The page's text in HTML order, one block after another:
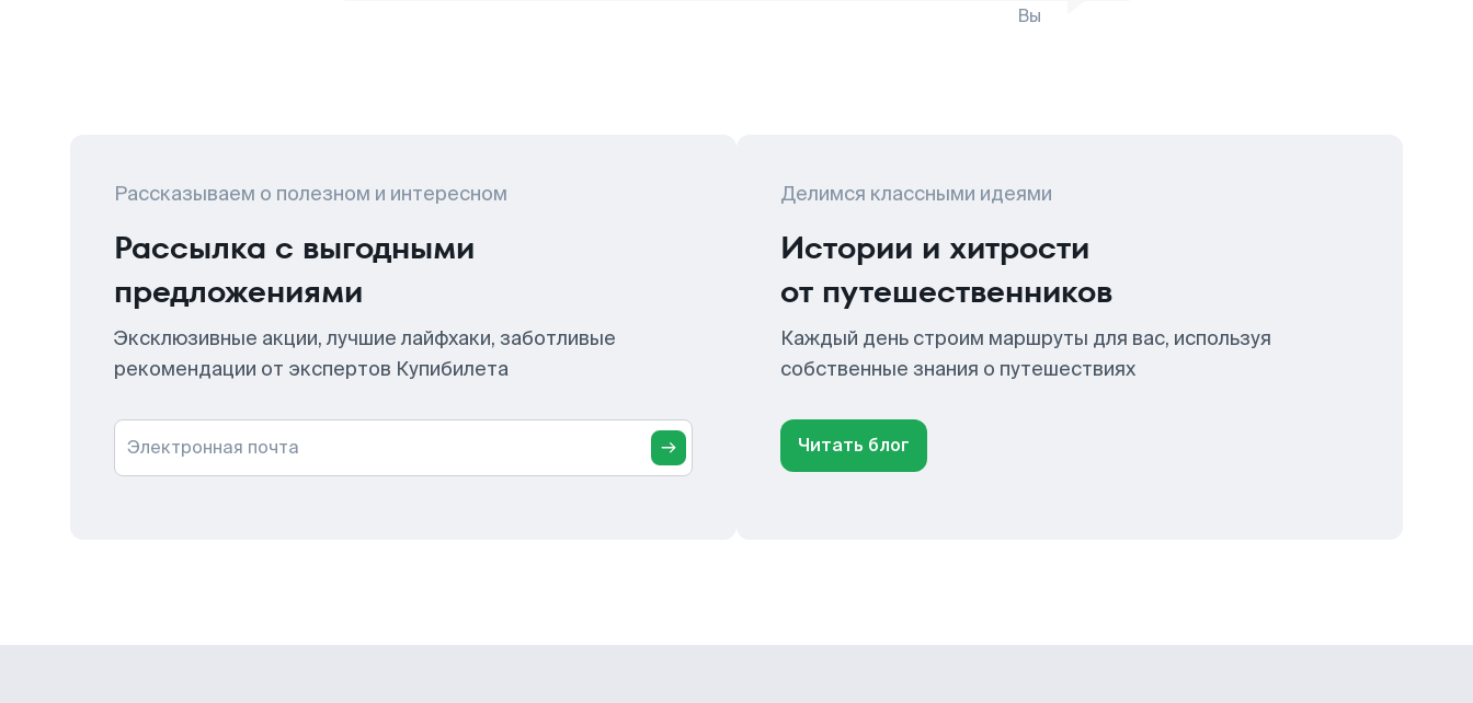
Вы
Рассказываем о полезном и интересном
Рассылка с выгодными
предложениями
Эксклюзивные акции, лучшие лайфхаки, заботливые
рекомендации от экспертов Купибилета
Электронная почта
Делимся классными идеями
Истории и хитрости
от путешественников
Каждый день строим маршруты для вас, используя
собственные знания о путешествиях
Читать блог